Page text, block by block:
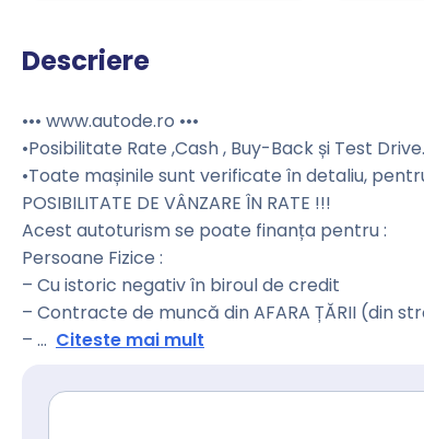
Descriere
••• www.autode.ro •••
•Posibilitate Rate ,Cash , Buy-Back și Test Drive.
•Toate mașinile sunt verificate în detaliu,
POSIBILITATE DE VÂNZARE ÎN RATE !!!
Acest autoturism se poate finanța pentru :
Persoane Fizice :
– Cu istoric negativ în biroul de credit
– Contracte de muncă din AFARA ȚĂRII (din
– ... Citeste mai mult